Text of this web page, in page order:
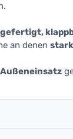
an denen
Außeneinsatz